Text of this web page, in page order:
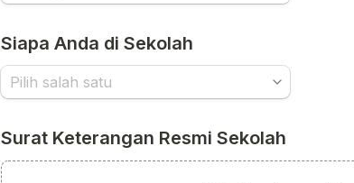
Siapa Anda di Sekolah
Surat Keterangan Resmi Sekolah